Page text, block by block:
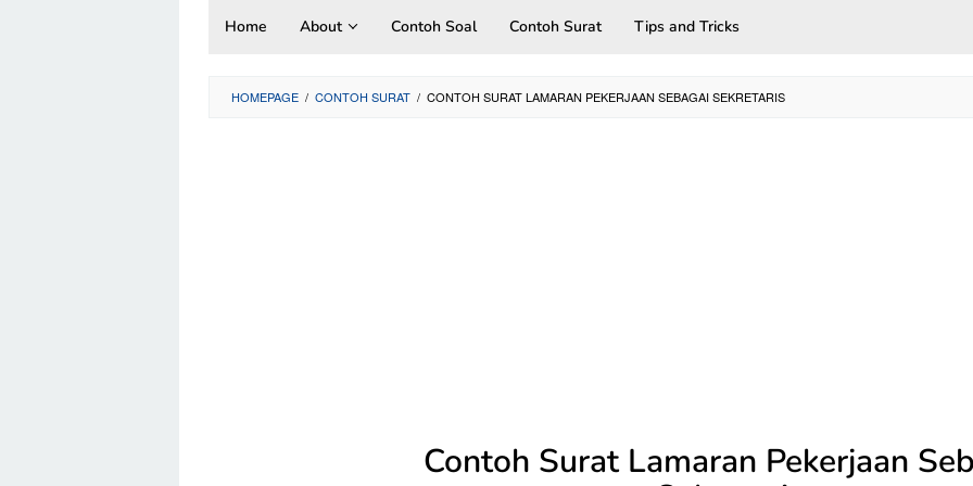
Home About Contoh Soal Contoh Surat Tips and Tricks
HOMEPAGE / CONTOH SURAT / CONTOH SURAT LAMARAN PEKERJAAN SEBAGAI SEKRETARIS
Contoh Surat Lamaran Pekerjaan